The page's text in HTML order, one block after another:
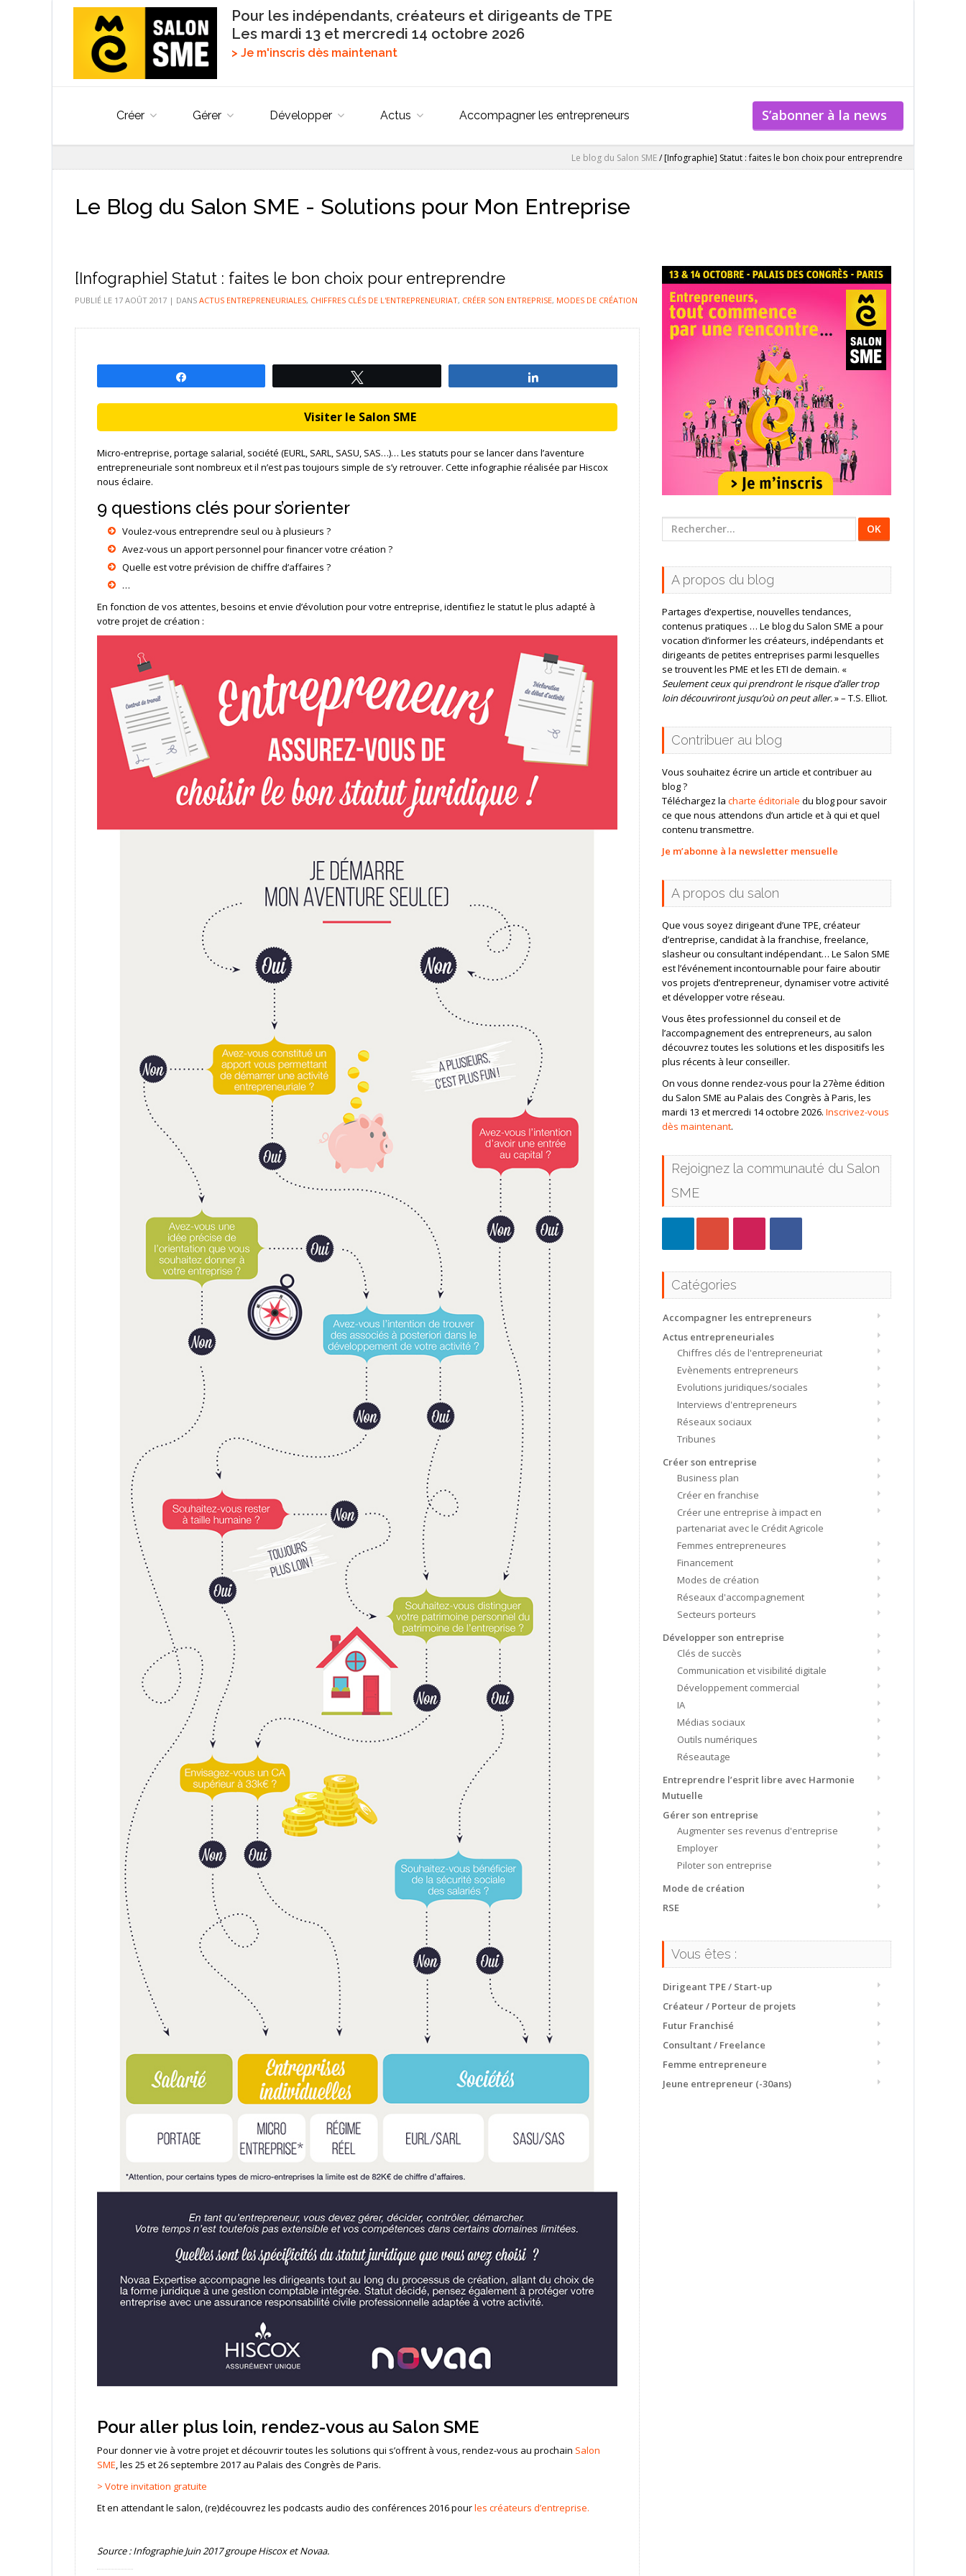
Pour les indépendants, créateurs et dirigeants de TPE
Les mardi 13 et mercredi 14 octobre 2026
> Je m'inscris dès maintenant
Créer Gérer Développer Actus Accompagner les entrepreneurs S’abonner à la news
Le blog du Salon SME/[Infographie] Statut : faites le bon choix pour entreprendre
Le Blog du Salon SME - Solutions pour Mon Entreprise
[Infographie] Statut : faites le bon choix pour entreprendre
PUBLIÉ LE 17 AOÛT 2017| DANS ACTUS ENTREPRENEURIALES, CHIFFRES CLÉS DE L'ENTREPRENEURIAT, CRÉER SON ENTREPRISE, MODES DE CRÉATION
Visiter le Salon SME
Micro-entreprise, portage salarial, société (EURL, SARL, SASU, SAS…)… Les statuts pour se lancer dans l’aventure
entrepreneuriale sont nombreux et il n’est pas toujours simple de s’y retrouver. Cette infographie réalisée par Hiscox
nous éclaire.
9 questions clés pour s’orienter
Voulez-vous entreprendre seul ou à plusieurs ?
Avez-vous un apport personnel pour financer votre création ?
Quelle est votre prévision de chiffre d’affaires ?
…
En fonction de vos attentes, besoins et envie d’évolution pour votre entreprise, identifiez le statut le plus adapté à
votre projet de création :
Pour aller plus loin, rendez-vous au Salon SME
Pour donner vie à votre projet et découvrir toutes les solutions qui s’offrent à vous, rendez-vous au prochain Salon
SME, les 25 et 26 septembre 2017 au Palais des Congrès de Paris.
> Votre invitation gratuite
Et en attendant le salon, (re)découvrez les podcasts audio des conférences 2016 pourles créateurs d’entreprise.
Source : Infographie Juin 2017 groupe Hiscox et Novaa.
Rechercher
:
A propos du blog
Partages d’expertise, nouvelles tendances,
contenus pratiques … Le blog du Salon SME a pour
vocation d’informer les créateurs, indépendants et
dirigeants de petites entreprises parmi lesquelles
se trouvent les PME et les ETI de demain. «
Seulement ceux qui prendront le risque d’aller trop
loin découvriront jusqu’où on peut aller.» – T.S. Elliot.
Contribuer au blog
Vous souhaitez écrire un article et contribuer au
blog ?
Téléchargez lacharte éditoriale du blog pour savoir
ce que nous attendons d’un article et à qui et quel
contenu transmettre.
Je m’abonne à la newsletter mensuelle
A propos du salon
Que vous soyez dirigeant d’une TPE, créateur
d’entreprise, candidat à la franchise, freelance,
slasheur ou consultant indépendant… Le Salon SME
est l’événement incontournable pour faire aboutir
vos projets d’entrepreneur, dynamiser votre activité
et développer votre réseau.
Vous êtes professionnel du conseil et de
l’accompagnement des entrepreneurs, au salon
découvrez toutes les solutions et les dispositifs les
plus récents à leur conseiller.
On vous donne rendez-vous pour la 27ème édition
du Salon SME au Palais des Congrès à Paris, les
mardi 13 et mercredi 14 octobre 2026.Inscrivez-vous
dès maintenant.
Rejoignez la communauté du Salon
SME
Catégories
Accompagner les entrepreneurs
Actus entrepreneuriales
Chiffres clés de l'entrepreneuriat
Evènements entrepreneurs
Evolutions juridiques/sociales
Interviews d'entrepreneurs
Réseaux sociaux
Tribunes
Créer son entreprise
Business plan
Créer en franchise
Créer une entreprise à impact en
partenariat avec le Crédit Agricole
Femmes entrepreneures
Financement
Modes de création
Réseaux d'accompagnement
Secteurs porteurs
Développer son entreprise
Clés de succès
Communication et visibilité digitale
Développement commercial
IA
Médias sociaux
Outils numériques
Réseautage
Entreprendre l’esprit libre avec Harmonie
Mutuelle
Gérer son entreprise
Augmenter ses revenus d'entreprise
Employer
Piloter son entreprise
Mode de création
RSE
Vous êtes :
Dirigeant TPE / Start-up
Créateur / Porteur de projets
Futur Franchisé
Consultant / Freelance
Femme entrepreneure
Jeune entrepreneur (-30ans)